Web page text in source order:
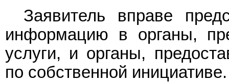
Заявитель вправе
информацию в органы,
услуги, и органы,
по собственной инициативе.